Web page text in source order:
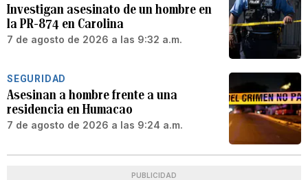
Investigan asesinato de un hombre en
la PR-874 en Carolina
7 de agosto de 2026 a las 9:32 a.m.
SEGURIDAD
Asesinan a hombre frente a una
residencia en Humacao
7 de agosto de 2026 a las 9:24 a.m.
PUBLICIDAD